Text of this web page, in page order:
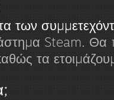
των
Steam. Θα
τα